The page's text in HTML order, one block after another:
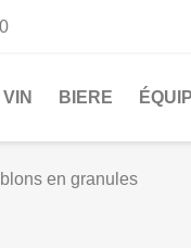
VIN BIERE
en granules